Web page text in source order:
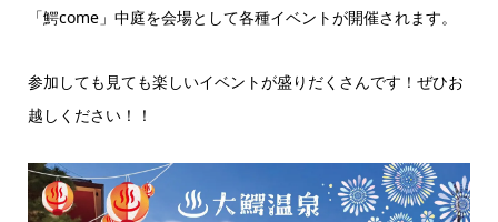
「鰐come」中庭を会場として各種イベントが開催されます。
参加しても見ても楽しいイベントが盛りだくさんです！ぜひお
越しください！！